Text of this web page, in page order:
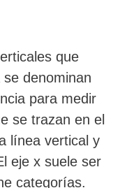
que
denominan
para medir
se trazan en el
línea vertical y
eje x suele ser
categorías.